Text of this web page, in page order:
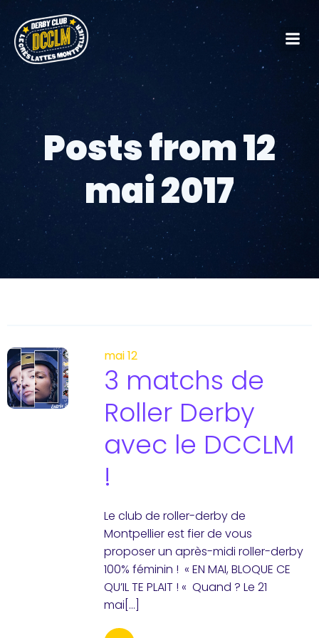
Posts from 12
mai 2017
mai 12
3 matchs de
Roller Derby
avec le DCCLM
!
Le club de roller-derby de
Montpellier est fier de vous
proposer un après-midi roller-derby
100% féminin ! « EN MAI, BLOQUE CE
QU’IL TE PLAIT ! « Quand ? Le 21
mai[…]